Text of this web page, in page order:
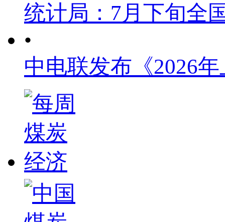
统计局：7月下旬全
•
中电联发布《2026